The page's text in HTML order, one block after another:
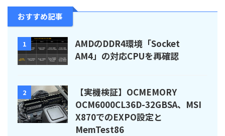
おすすめ記事
1
AMDのDDR4環境「Socket
AM4」の対応CPUを再確認
2
【実機検証】OCMEMORY
OCM6000CL36D-32GBSA、MSI
X870でのEXPO設定と
MemTest86